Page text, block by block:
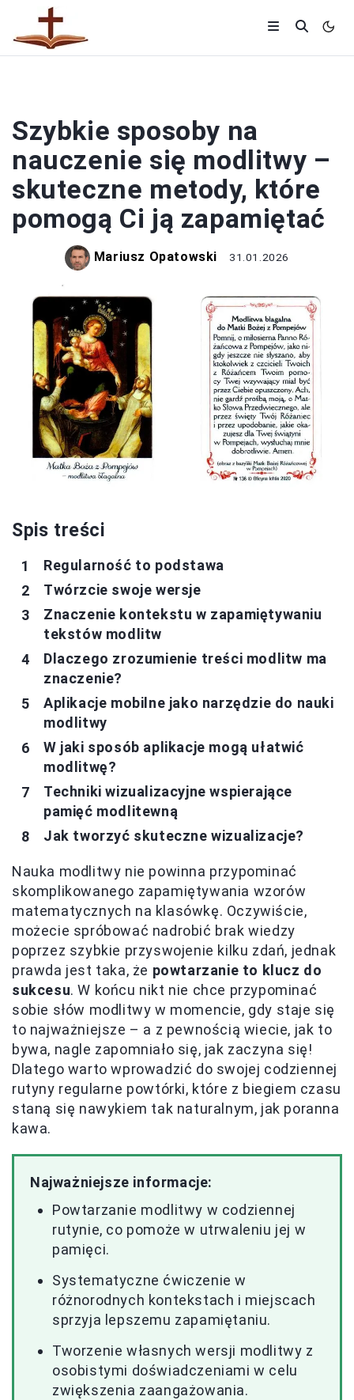
Szybkie sposoby na
nauczenie się modlitwy –
skuteczne metody, które
pomogą Ci ją zapamiętać
Mariusz Opatowski 31.01.2026
Spis treści
Regularność to podstawa
Twórzcie swoje wersje
Znaczenie kontekstu w zapamiętywaniu
tekstów modlitw
Dlaczego zrozumienie treści modlitw ma
znaczenie?
Aplikacje mobilne jako narzędzie do nauki
modlitwy
W jaki sposób aplikacje mogą ułatwić
modlitwę?
Techniki wizualizacyjne wspierające
pamięć modlitewną
Jak tworzyć skuteczne wizualizacje?
Nauka modlitwy nie powinna przypominać
skomplikowanego zapamiętywania wzorów
matematycznych na klasówkę. Oczywiście,
możecie spróbować nadrobić brak wiedzy
poprzez szybkie przyswojenie kilku zdań, jednak
prawda jest taka, że powtarzanie to klucz do
sukcesu. W końcu nikt nie chce przypominać
sobie słów modlitwy w momencie, gdy staje się
to najważniejsze – a z pewnością wiecie, jak to
bywa, nagle zapomniało się, jak zaczyna się!
Dlatego warto wprowadzić do swojej codziennej
rutyny regularne powtórki, które z biegiem czasu
staną się nawykiem tak naturalnym, jak poranna
kawa.
Najważniejsze informacje:
Powtarzanie modlitwy w codziennej
rutynie, co pomoże w utrwaleniu jej w
pamięci.
Systematyczne ćwiczenie w
różnorodnych kontekstach i miejscach
sprzyja lepszemu zapamiętaniu.
Tworzenie własnych wersji modlitwy z
osobistymi doświadczeniami w celu
zwiększenia zaangażowania.